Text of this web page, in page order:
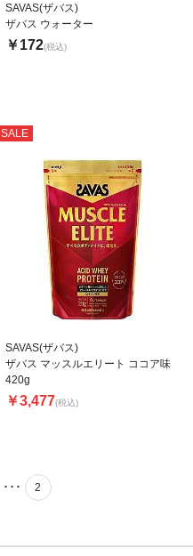
SAVAS(ザバス)
ザバス ウォーター
￥172(税込)
SALE
SAVAS(ザバス)
ザバス マッスルエリート ココア味
420g
￥3,477(税込)
･･･ 2